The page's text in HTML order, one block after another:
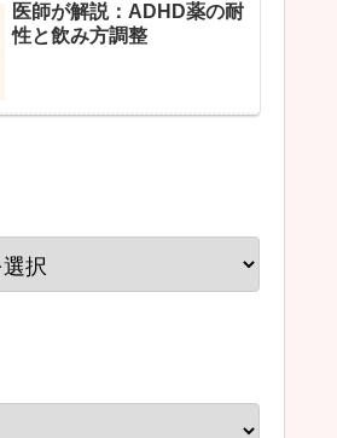
医師が解説：ADHD薬の耐
性と飲み方調整